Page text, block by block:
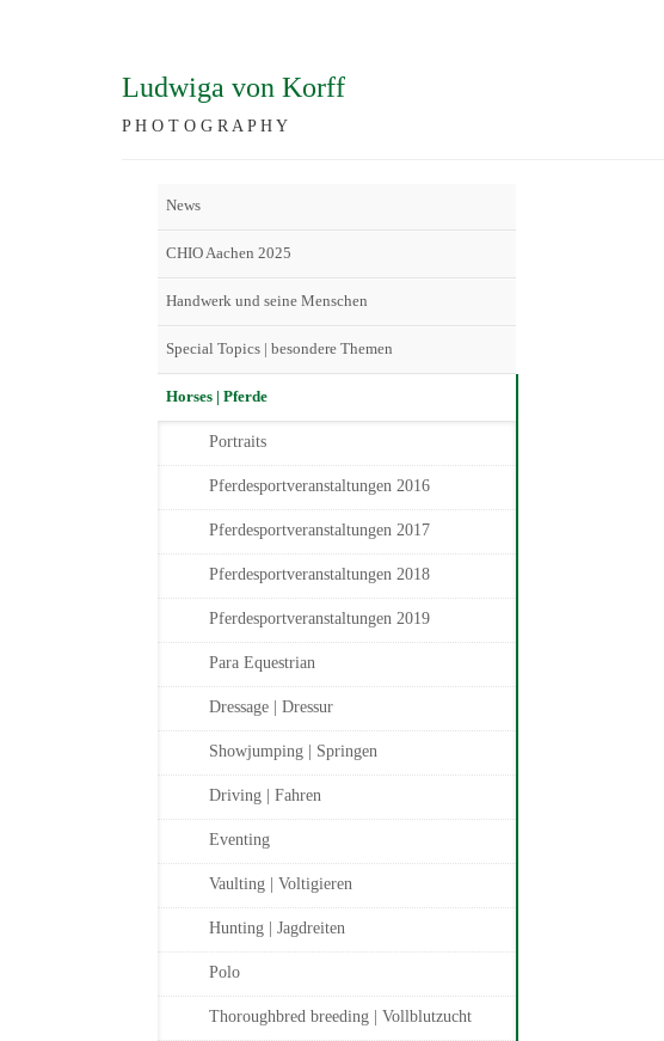
Ludwiga von Korff
P H O T O G R A P H Y
News
CHIO Aachen 2025
Handwerk und seine Menschen
Special Topics | besondere Themen
Horses | Pferde
Portraits
Pferdesportveranstaltungen 2016
Pferdesportveranstaltungen 2017
Pferdesportveranstaltungen 2018
Pferdesportveranstaltungen 2019
Para Equestrian
Dressage | Dressur
Showjumping | Springen
Driving | Fahren
Eventing
Vaulting | Voltigieren
Hunting | Jagdreiten
Polo
Thoroughbred breeding | Vollblutzucht